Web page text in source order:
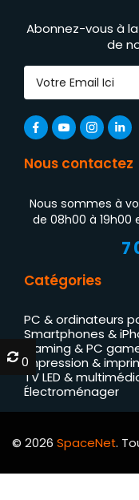
Abonnez-vous à
de
Nous contactez
Nous sommes à
de 08h00 à 19h00
Catégories
PC & ordinateurs
Smartphones &
Gaming & PC
Impression &
TV LED &
Électroménager
© 2026 SpaceNet.
0
0